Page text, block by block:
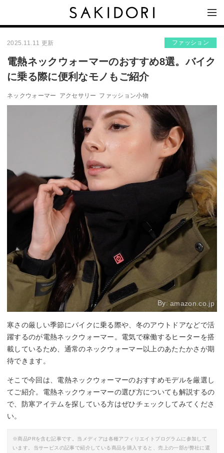
2025.11.11 更新 ファッション
電熱ネックウォーマーのおすすめ8選。バイク
に乗る際に便利なモノもご紹介
ネックウォーマー アクセサリー ファッション小物
By:amazon.co.jp
寒さの厳しい季節にバイクに乗る際や、冬のアウトドアなどで活
躍するのが電熱ネックウォーマー。電気で稼働するヒーターを搭
載しているため、通常のネックウォーマー以上のあたたかさが期
待できます。
そこで今回は、電熱ネックウォーマーのおすすめモデルを厳選し
てご紹介。電熱ネックウォーマーの選び方についても解説するの
で、防寒アイテムを探している方はぜひチェックしてみてくださ
い。
※商品PRを含む記事です。当メディアは各種アフィリエイトプログラムに参加して
います。当サービスの記事で紹介している商品を購入すると、売上の一部が弊社に還